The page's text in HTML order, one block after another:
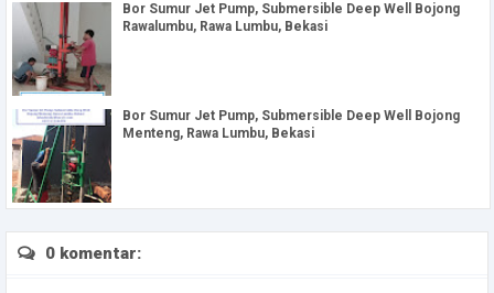
Bor Sumur Jet Pump, Submersible Deep Well Bojong
Rawalumbu, Rawa Lumbu, Bekasi
Bor Sumur Jet Pump, Submersible Deep Well Bojong
Menteng, Rawa Lumbu, Bekasi
0 komentar: